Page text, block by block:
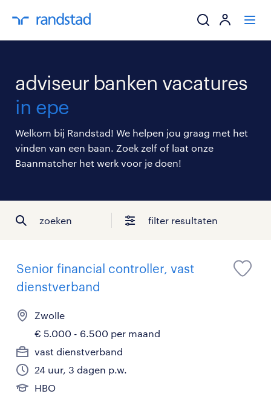
mijn carrière
over randstad
adviseur banken vacatures
in epe
Welkom bij Randstad! We helpen jou graag met het
vinden van een baan. Zoek zelf of laat onze
Baanmatcher het werk voor je doen!
zoeken filter resultaten
Senior financial controller, vast
dienstverband
Zwolle
€ 5.000 - 6.500 per maand
vast dienstverband
24 uur, 3 dagen p.w.
HBO